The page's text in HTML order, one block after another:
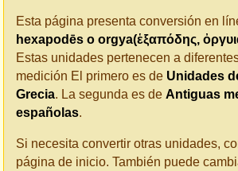
Esta página presenta conversión en
hexapodēs o orgya(ἑξαπόδης,
Estas unidades pertenecen a
medición El primero es de Unidades
Grecia. La segunda es de Antiguas
españolas.
Si necesita convertir otras unidades,
página de inicio. También puede